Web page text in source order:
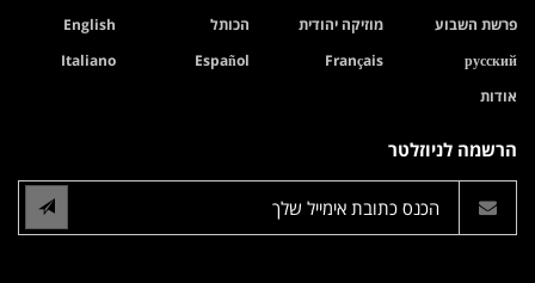
פרשת השבוע
מוזיקה יהודית הכותל
English
русский
Français
Español
Italiano
אודות
הרשמה לניוזלטר